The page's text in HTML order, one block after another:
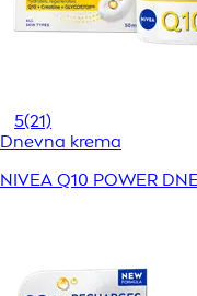
5(21)
Dnevna krema
NIVEA Q10 POWER